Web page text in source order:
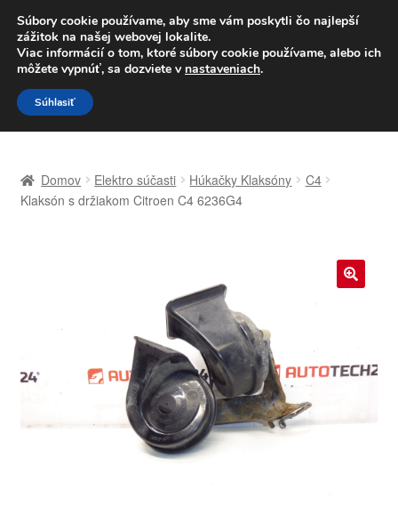
DOPRAVA od 6 EUR
Po–Pi 09:00–16:00 233 221 276
Preskočiť
na
navigáciu
Preskočiť
na
obsah
Celosvetová preprava
Môj účet
O nás
Domov Elektro súčasti Húkačky Klaksóny
C4
Klaksón s držiakom Citroen C4 6236G4
Súbory cookie používame, aby sme vám poskytli čo najlepší
zážitok na našej webovej lokalite.
Viac informácií o tom, ktoré súbory cookie používame, alebo ich
môžete vypnúť, sa dozviete v nastaveniach.
Súhlasiť